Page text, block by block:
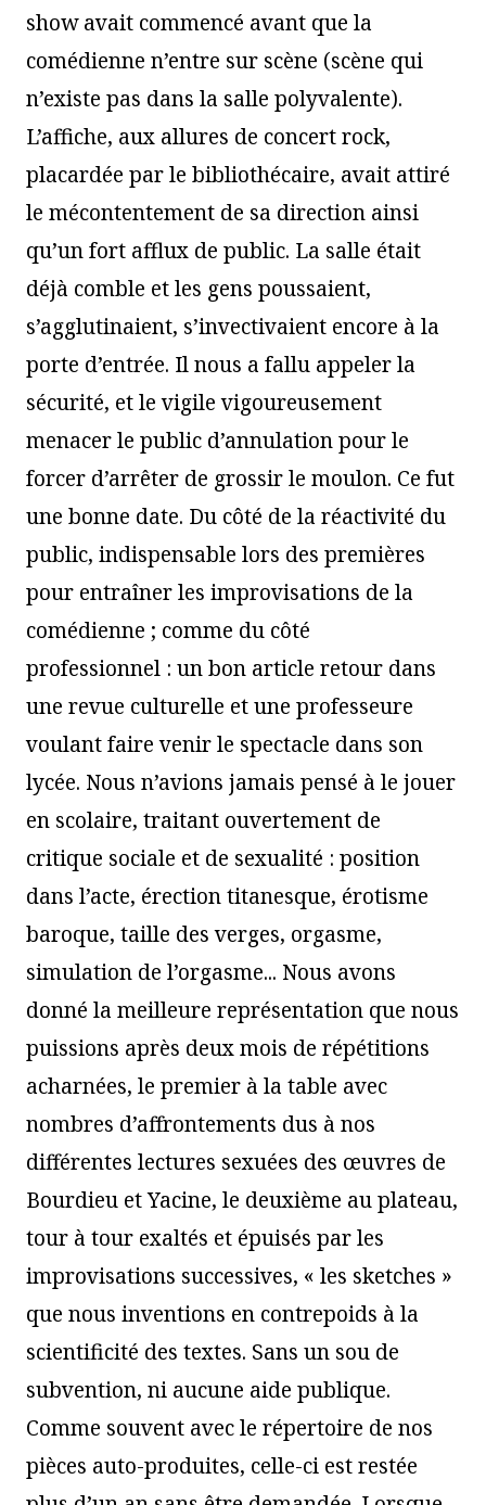
show avait commencé avant que la
comédienne n’entre sur scène (scène qui
n’existe pas dans la salle polyvalente).
L’affiche, aux allures de concert rock,
placardée par le bibliothécaire, avait attiré
le mécontentement de sa direction ainsi
qu’un fort afflux de public. La salle était
déjà comble et les gens poussaient,
s’agglutinaient, s’invectivaient encore à la
porte d’entrée. Il nous a fallu appeler la
sécurité, et le vigile vigoureusement
menacer le public d’annulation pour le
forcer d’arrêter de grossir le moulon. Ce fut
une bonne date. Du côté de la réactivité du
public, indispensable lors des premières
pour entraîner les improvisations de la
comédienne ; comme du côté
professionnel : un bon article retour dans
une revue culturelle et une professeure
voulant faire venir le spectacle dans son
lycée. Nous n’avions jamais pensé à le jouer
en scolaire, traitant ouvertement de
critique sociale et de sexualité : position
dans l’acte, érection titanesque, érotisme
baroque, taille des verges, orgasme,
simulation de l’orgasme... Nous avons
donné la meilleure représentation que nous
puissions après deux mois de répétitions
acharnées, le premier à la table avec
nombres d’affrontements dus à nos
différentes lectures sexuées des œuvres de
Bourdieu et Yacine, le deuxième au plateau,
tour à tour exaltés et épuisés par les
improvisations successives, « les sketches »
que nous inventions en contrepoids à la
scientificité des textes. Sans un sou de
subvention, ni aucune aide publique.
Comme souvent avec le répertoire de nos
pièces auto-produites, celle-ci est restée